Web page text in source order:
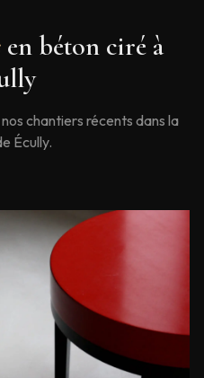
en béton ciré à
chantiers récents dans la
Écully.